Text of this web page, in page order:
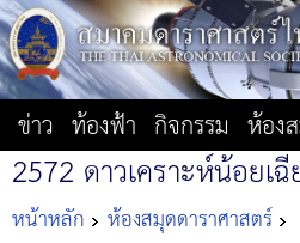
ข่าว ท้องฟ้า กิจกรรม ห้อง
2572 ดาวเคราะห์น้อยเ
หน้าหลัก ห้องสมุดดาราศาสตร์